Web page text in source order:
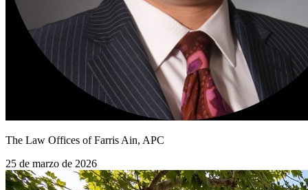
The Law Offices of Farris Ain, APC
25 de marzo de 2026